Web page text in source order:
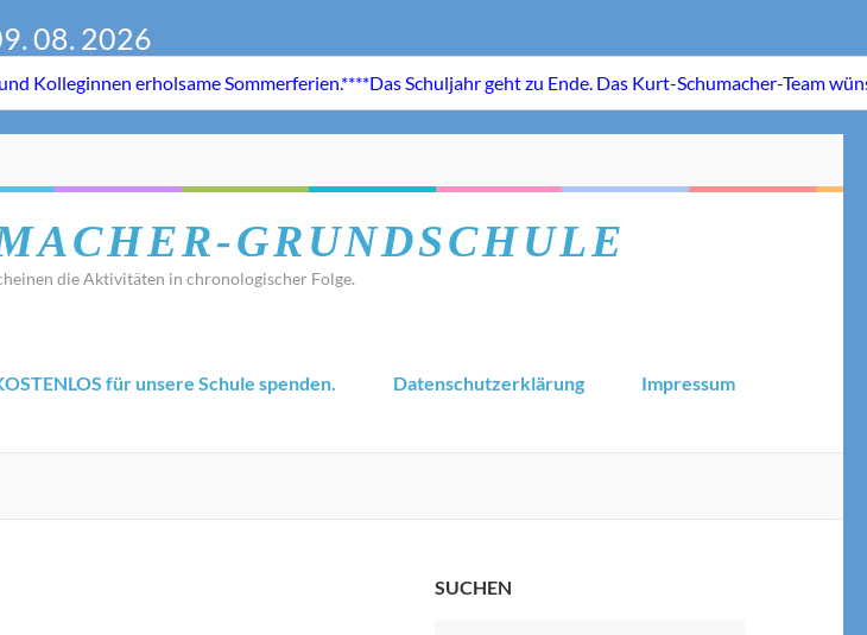
08. 2026
GRUNDSCHULE
die Aktivitäten in chronologischer Folge.
für unsere Schule spenden. Datenschutzerklärung Impressum
SUCHEN